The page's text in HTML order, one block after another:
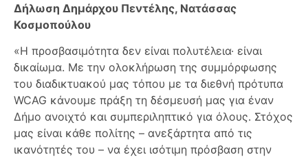
Δήλωση Δημάρχου Πεντέλης, Νατάσσας
Κοσμοπούλου
«Η προσβασιμότητα δεν είναι πολυτέλεια· είναι
δικαίωμα. Με την ολοκλήρωση της συμμόρφωσης
του διαδικτυακού μας τόπου με τα διεθνή πρότυπα
WCAG κάνουμε πράξη τη δέσμευσή μας για έναν
Δήμο ανοιχτό και συμπεριληπτικό για όλους. Στόχος
μας είναι κάθε πολίτης – ανεξάρτητα από τις
ικανότητές του – να έχει ισότιμη πρόσβαση στην